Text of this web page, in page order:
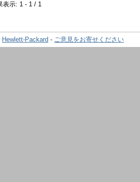
表示: 1 - 1 / 1
Hewlett-Packard - ご意見をお寄せください